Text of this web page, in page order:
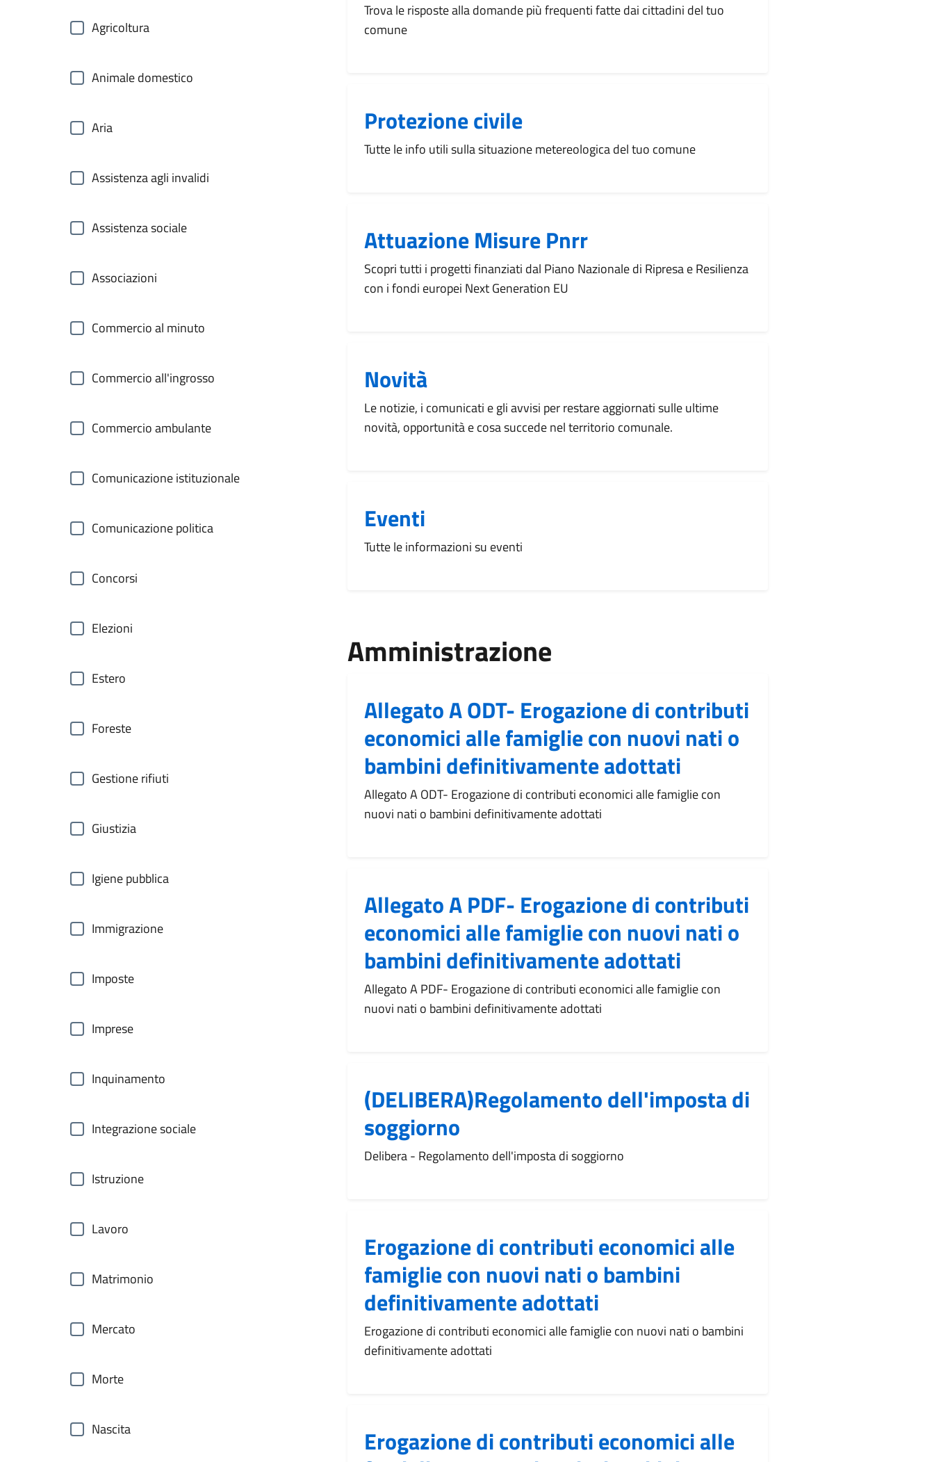
Agricoltura
Animale domestico
Aria
Assistenza agli invalidi
Assistenza sociale
Associazioni
Commercio al minuto
Commercio all'ingrosso
Commercio ambulante
Comunicazione istituzionale
Comunicazione politica
Concorsi
Elezioni
Estero
Foreste
Gestione rifiuti
Giustizia
Igiene pubblica
Immigrazione
Imposte
Imprese
Inquinamento
Integrazione sociale
Istruzione
Lavoro
Matrimonio
Mercato
Morte
Nascita
Trova le risposte alla domande più frequenti fatte dai cittadini del tuo
comune
Protezione civile
Tutte le info utili sulla situazione metereologica del tuo comune
Attuazione Misure Pnrr
Scopri tutti i progetti finanziati dal Piano Nazionale di Ripresa e Resilienza
con i fondi europei Next Generation EU
Novità
Le notizie, i comunicati e gli avvisi per restare aggiornati sulle ultime
novità, opportunità e cosa succede nel territorio comunale.
Eventi
Tutte le informazioni su eventi
Amministrazione
Allegato A ODT- Erogazione di contributi
economici alle famiglie con nuovi nati o
bambini definitivamente adottati
Allegato A ODT- Erogazione di contributi economici alle famiglie con
nuovi nati o bambini definitivamente adottati
Allegato A PDF- Erogazione di contributi
economici alle famiglie con nuovi nati o
bambini definitivamente adottati
Allegato A PDF- Erogazione di contributi economici alle famiglie con
nuovi nati o bambini definitivamente adottati
(DELIBERA)Regolamento dell'imposta di
soggiorno
Delibera - Regolamento dell'imposta di soggiorno
Erogazione di contributi economici alle
famiglie con nuovi nati o bambini
definitivamente adottati
Erogazione di contributi economici alle famiglie con nuovi nati o bambini
definitivamente adottati
Erogazione di contributi economici alle